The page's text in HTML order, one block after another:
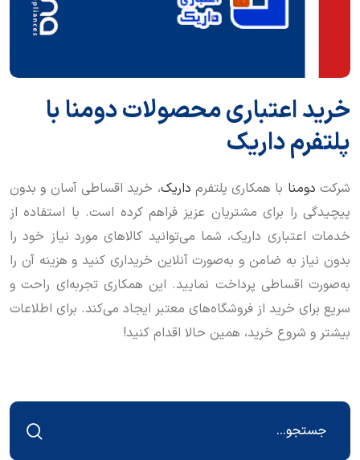
خرید اعتباری محصولات دومنا با
پلتفرم داریک
شرکت دومنا با همکاری پلتفرم داریک، خرید اقساطی آسان و بدون
پیچیدگی را برای مشتریان عزیز فراهم کرده است. با استفاده از
خدمات اعتباری داریک، شما می‌توانید کالاهای مورد نیاز خود را
بدون نیاز به ضامن و به‌صورت آنلاین خریداری کنید و هزینه آن را
به‌صورت اقساطی پرداخت نمایید. این همکاری تجربه‌ای راحت و
سریع برای خرید از فروشگاه‌های معتبر ایجاد می‌کند. برای اطلاعات
بیشتر و شروع خرید، همین حالا اقدام کنید!